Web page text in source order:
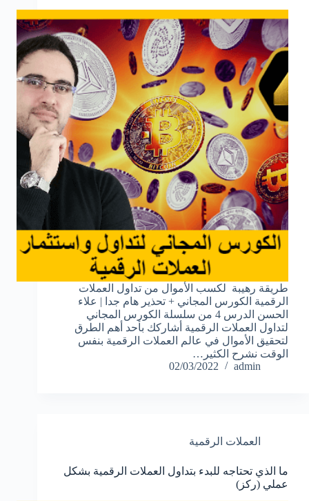
طريقة رهيبة لكسب الأموال من تداول العملات
الرقمية الكورس المجاني + تحذير هام جدا | علاء
الحسن الدرس 4 من سلسلة الكورس المجاني
لتداول العملات الرقمية أشاركك بأحد أهم الطرق
لتحقيق الأموال في عالم العملات الرقمية بنفس
الوقت نشرح الكثير…
admin
02/03/2022
العملات الرقمية
ما الذي تحتاجه للبدء بتداول العملات الرقمية بشكل
عملي (ركز)